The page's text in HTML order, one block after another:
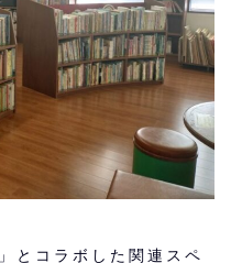
とコラボした関連スペ